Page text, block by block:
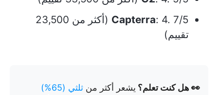
Capterra
: 4. 7/5 (أكثر من 23,500
تقييم)
👀 هل كنت تعلم؟ يشعر أكثر من
ثلثي (65%)